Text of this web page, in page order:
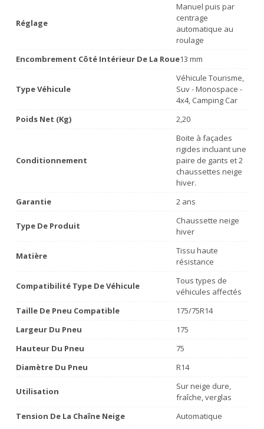
Réglage
Manuel puis par
centrage
automatique au
roulage
Encombrement Côté Intérieur De La Roue13 mm
Type Véhicule
Véhicule Tourisme,
Suv - Monospace -
4x4, Camping Car
Poids Net (Kg)
2,20
Conditionnement
Boite à façades
rigides incluant une
paire de gants et 2
chaussettes neige
hiver.
Garantie
2 ans
Type De Produit
Chaussette neige
hiver
Matière
Tissu haute
résistance
Compatibilité Type De Véhicule
Tous types de
véhicules affectés
Taille De Pneu Compatible
175/75R14
Largeur Du Pneu
175
Hauteur Du Pneu
75
Diamètre Du Pneu
R14
Utilisation
Sur neige dure,
fraîche, verglas
Tension De La Chaîne Neige
Automatique